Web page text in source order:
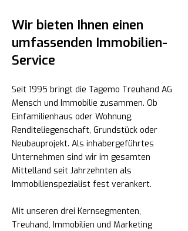
Wir bieten Ihnen einen
umfassenden Immobilien-
Service
Seit 1995 bringt die Tagemo Treuhand AG
Mensch und Immobilie zusammen. Ob
Einfamilienhaus oder Wohnung,
Renditeliegenschaft, Grundstück oder
Neubauprojekt. Als inhabergeführtes
Unternehmen sind wir im gesamten
Mittelland seit Jahrzehnten als
Immobilienspezialist fest verankert.
Mit unseren drei Kernsegmenten,
Treuhand, Immobilien und Marketing